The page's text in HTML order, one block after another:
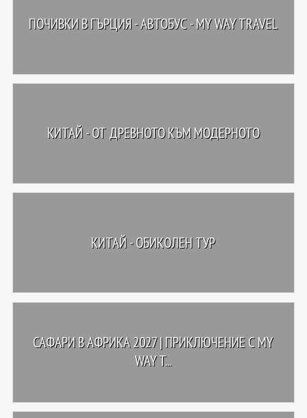
ПОЧИВКИ В ГЪРЦИЯ - АВТОБУС - MY WAY TRAVEL
КИТАЙ - ОТ ДРЕВНОТО КЪМ МОДЕРНОТО
КИТАЙ - ОБИКОЛЕН ТУР
САФАРИ В АФРИКА 2027 | ПРИКЛЮЧЕНИЕ С MY
WAY T...